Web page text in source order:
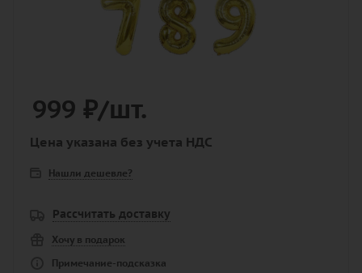
999 ₽/шт.
Цена указана без учета НДС
Нашли дешевле?
Рассчитать доставку
Хочу в подарок
Примечание-подсказка